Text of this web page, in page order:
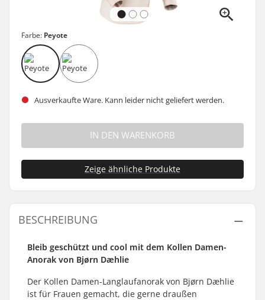
Farbe: Peyote
Ausverkaufte Ware. Kann leider nicht geliefert werden.
IN DEN WARENKORB
Zeige ähnliche Produkte
BESCHREIBUNG
Bleib geschützt und cool mit dem Kollen Damen-
Anorak von Bjørn Dæhlie
Der Kollen Damen-Langlaufanorak von Bjørn Dæhlie
ist für Frauen gemacht, die gerne draußen